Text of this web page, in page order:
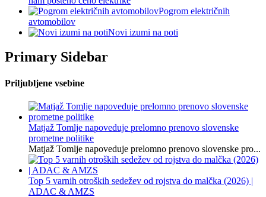
Pogrom električnih
avtomobilov
Novi izumi na poti
Primary Sidebar
Priljubljene vsebine
Matjaž Tomlje napoveduje prelomno prenovo slovenske
prometne politike
Matjaž Tomlje napoveduje prelomno prenovo slovenske pro...
Top 5 varnih otroških sedežev od rojstva do malčka (2026) |
ADAC & AMZS